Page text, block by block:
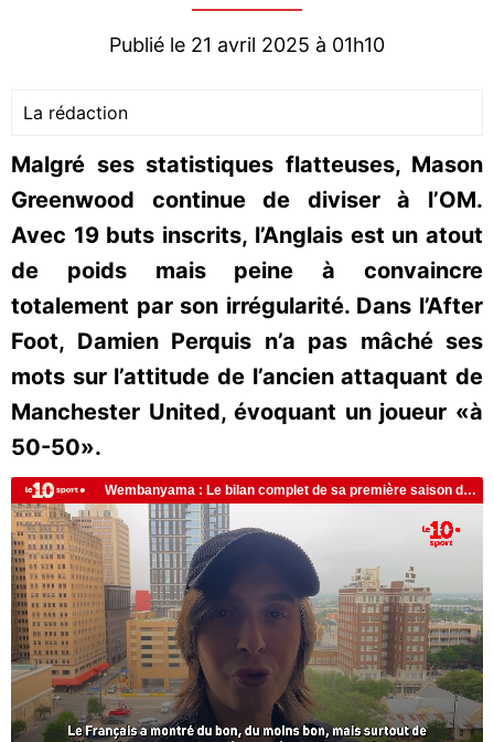
Publié le 21 avril 2025 à 01h10
La rédaction
Malgré ses statistiques flatteuses, Mason
Greenwood continue de diviser à l’OM.
Avec 19 buts inscrits, l’Anglais est un atout
de poids mais peine à convaincre
totalement par son irrégularité. Dans l’After
Foot, Damien Perquis n’a pas mâché ses
mots sur l’attitude de l’ancien attaquant de
Manchester United, évoquant un joueur «à
50-50».